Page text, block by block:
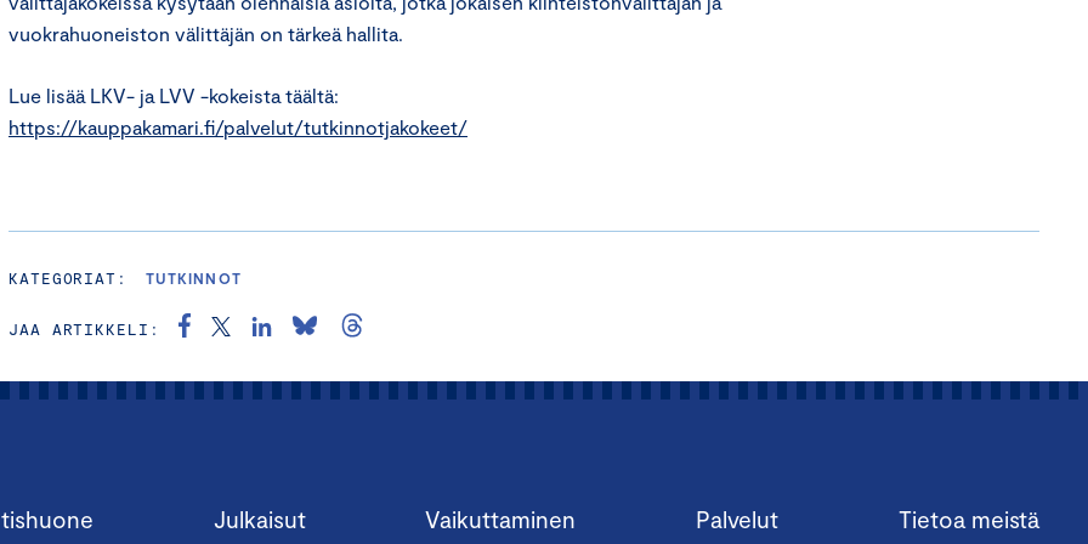
vuokrahuoneiston välittäjän on tärkeä hallita.
Lue lisää LKV- ja LVV -kokeista täältä:
https://kauppakamari.fi/palvelut/tutkinnotjakokeet/
KATEGORIAT: TUTKINNOT
JAA ARTIKKELI:
Julkaisut Vaikuttaminen Palvelut Tietoa meistä